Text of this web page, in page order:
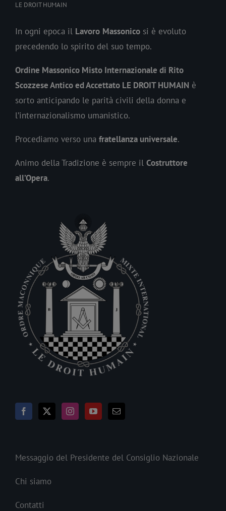
LE DROIT HUMAIN
In ogni epoca il Lavoro Massonico si è evoluto
precedendo lo spirito del suo tempo.
Ordine Massonico Misto Internazionale di Rito
Scozzese Antico ed Accettato LE DROIT HUMAIN è
sorto anticipando le parità civili della donna e
l’internazionalismo umanistico.
Procediamo verso una fratellanza universale.
Animo della Tradizione è sempre il Costruttore
all’Opera.
Messaggio del Presidente del Consiglio Nazionale
Chi siamo
Contatti